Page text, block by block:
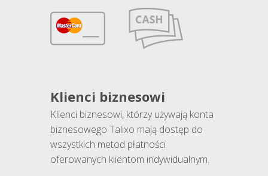
Klienci biznesowi
Klienci biznesowi, którzy używają konta
biznesowego Talixo mają dostęp do
wszystkich metod płatności
oferowanych klientom indywidualnym.